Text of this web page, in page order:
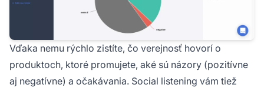
Vďaka nemu rýchlo zistíte, čo verejnosť hovorí o
produktoch, ktoré promujete, aké sú názory (pozitívne
aj negatívne) a očakávania. Social listening vám tiež